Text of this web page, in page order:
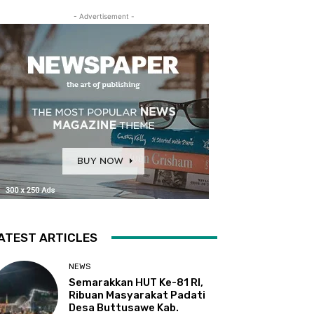
- Advertisement -
ARTICLES
NEWS
Semarakkan HUT Ke-81 RI,
Ribuan Masyarakat Padati
Desa Buttusawe Kab.